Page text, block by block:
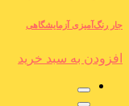
جار رنگ‌آمیزی آزمایشگاهی
افزودن به سبد خرید